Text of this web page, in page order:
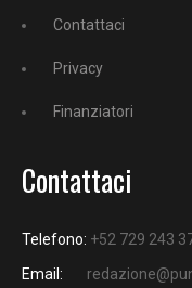
Contattaci
Privacy
Finanziatori
Contattaci
Telefono: +52 729 243
Email: